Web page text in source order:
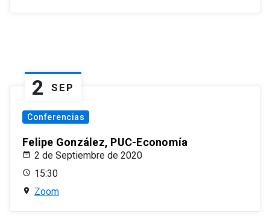
2 SEP
Conferencias
Felipe González, PUC-Economía
2 de Septiembre de 2020
15:30
Zoom